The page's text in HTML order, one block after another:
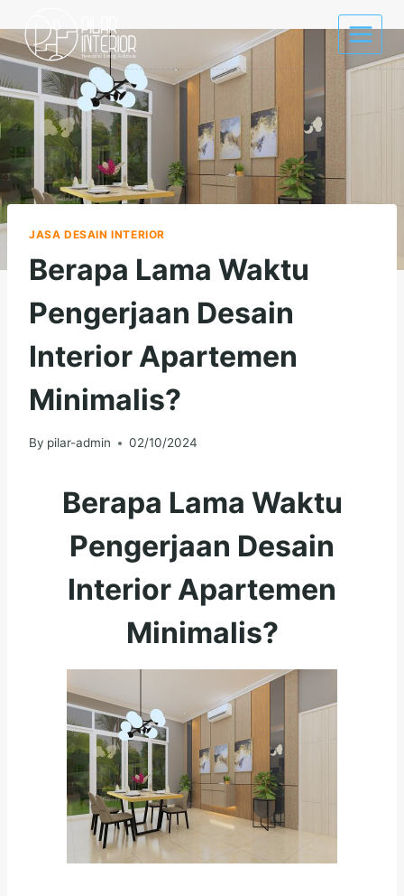
to
content
JASA DESAIN INTERIOR
Berapa Lama Waktu
Pengerjaan Desain
Interior Apartemen
Minimalis?
By pilar-admin 02/10/2024
Berapa Lama Waktu
Pengerjaan Desain
Interior Apartemen
Minimalis?